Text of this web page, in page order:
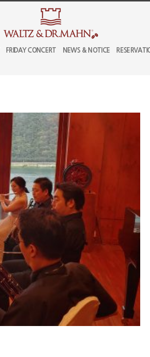
FRIDAY CONCERT NEWS & NOTICE